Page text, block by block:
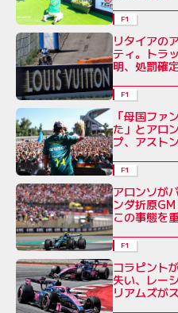
F1
リタイアの
ティ。トラ
明、処罰確
F1
「母国ファ
た」とアロ
プ、アスト
F1
アロンソが
ンダ折原
この事態を
F1
コラピント
失い、レー
リアムズが